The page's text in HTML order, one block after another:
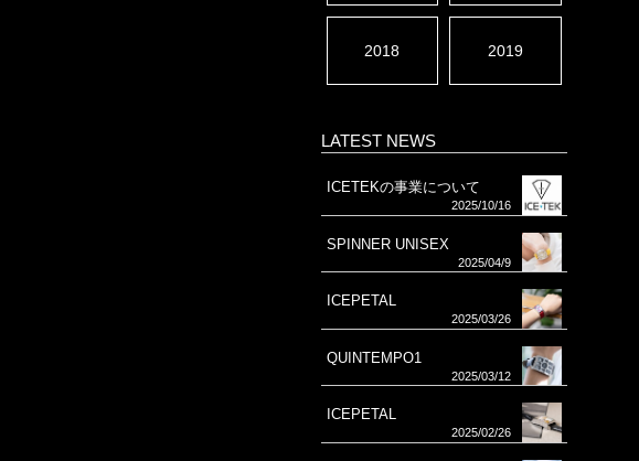
2018 2019
LATEST NEWS
ICETEKの事業について
2025/10/16
SPINNER UNISEX
2025/04/9
ICEPETAL
2025/03/26
QUINTEMPO1
2025/03/12
ICEPETAL
2025/02/26